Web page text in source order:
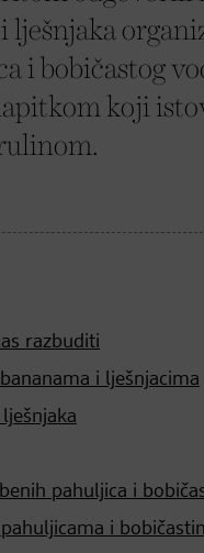
lješnjaka
i bobičastog
koji
razbuditi
i lješnjacima
pahuljica i
i